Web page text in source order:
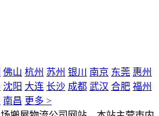
佛山 杭州 苏州 银川 南京 东莞 惠州
沈阳 大连 长沙 成都 武汉 合肥 福州
南昌 更多 >